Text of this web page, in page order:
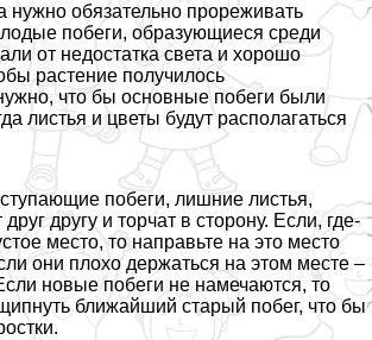
нужно обязательно прореживать
побеги, образующиеся среди
от недостатка света и хорошо
растение получилось
что бы основные побеги были
листья и цветы будут располагаться
побеги, лишние листья,
другу и торчат в сторону. Если, где-
место, то направьте на это место
они плохо держаться на этом месте –
новые побеги не намечаются, то
ближайший старый побег, что бы